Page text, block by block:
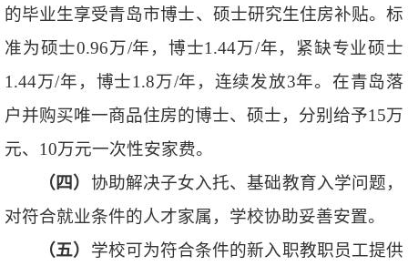
的毕业生享受青岛市博士、硕士研究生住房补贴。标
准为硕士0.96万/年，博士1.44万/年，紧缺专业硕士
1.44万/年，博士1.8万/年，连续发放3年。在青岛落
户并购买唯一商品住房的博士、硕士，分别给予15万
元、10万元一次性安家费。
（四） 协助解决子女入托、基础教育入学问题，
对符合就业条件的人才家属，学校协助妥善安置。
（五） 学校可为符合条件的新入职教职员工提供